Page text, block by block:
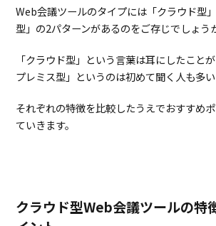
Web会議ツールのタイプには「クラウド型
型」の2パターンがあるのをご存じでしょう
「クラウド型」という言葉は耳にしたこと
プレミス型」というのは初めて聞く人も多い
それぞれの特徴を比較したうえでおすすめ
ていきます。
クラウド型Web会議ツールの特